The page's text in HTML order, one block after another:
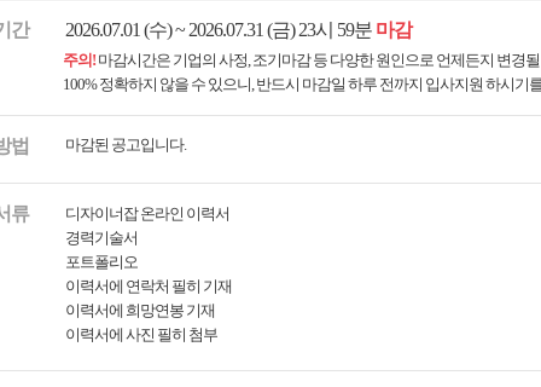
간 2026.07.01 (수) ~ 2026.07.31 (금) 23시 59분 마감
주의! 마감시간은 기업의 사정, 조기마감 등 다양한 원인으로 언제든지 변경
100% 정확하지 않을 수 있으니, 반드시 마감일 하루 전까지 입사지원 하시기
법 마감된 공고입니다.
류
디자이너잡 온라인 이력서
경력기술서
포트폴리오
이력서에 연락처 필히 기재
이력서에 희망연봉 기재
이력서에 사진 필히 첨부